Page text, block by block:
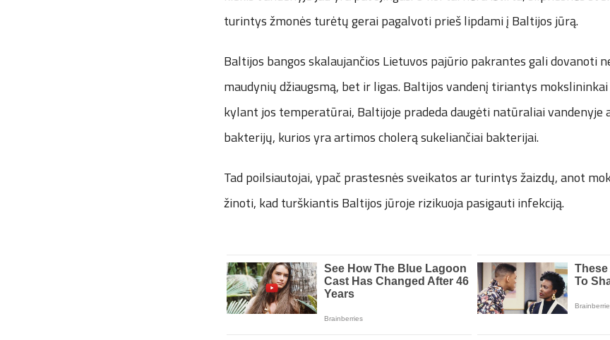
turintys žmonės turėtų gerai pagalvoti prieš lipdami į Baltijos jūrą.
Baltijos bangos skalaujančios Lietuvos pajūrio pakrantes gali dovanoti
maudynių džiaugsmą, bet ir ligas. Baltijos vandenį tiriantys
kylant jos temperatūrai, Baltijoje pradeda daugėti natūraliai vandenyje
bakterijų, kurios yra artimos cholerą sukeliančiai bakterijai.
Tad poilsiautojai, ypač prastesnės sveikatos ar turintys žaizdų, anot
žinoti, kad turškiantis Baltijos jūroje rizikuoja pasigauti infekciją.